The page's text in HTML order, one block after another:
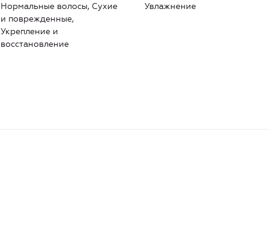
Нормальные волосы, Сухие
и поврежденные,
Укрепление и
восстановление
Увлажнение